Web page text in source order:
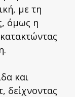
με τη
όμως η
και
δείχνοντας